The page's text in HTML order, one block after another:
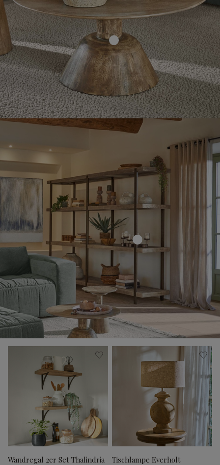
Wandregal 2er Set Thalindria Tischlampe Everholt